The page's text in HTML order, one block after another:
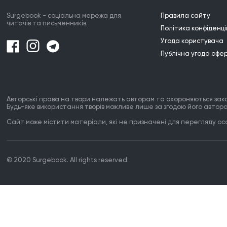
Surgebook - соціальна мережа для
читачів та письменників.
Правила сайту
Політика
Угода користувача
Публічна угода
Авторські права на твори належать авторам та охороняються
Будь-яке використання творів можливе лише за згодою його
Сайт може містити матеріали, які не призначені для перегляду
© 2020 Surgebook. All rights reserved.